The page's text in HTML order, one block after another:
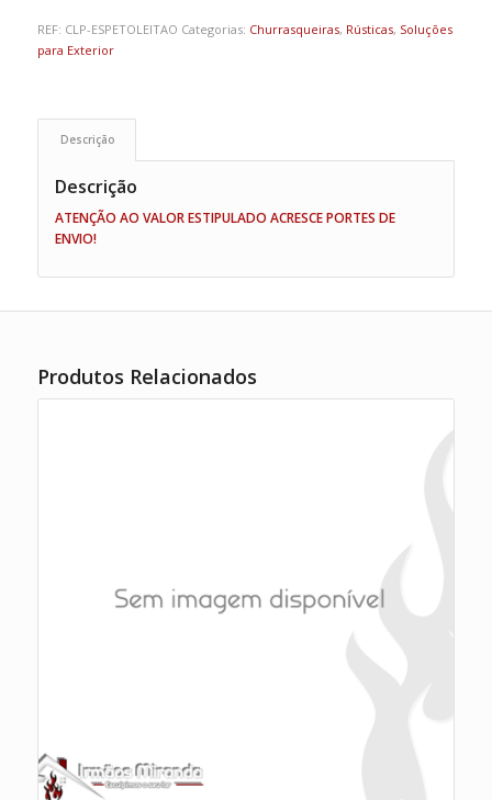
REF: CLP-ESPETOLEITAO Categorias: Churrasqueiras, Rústicas, Soluções
para Exterior
Descrição
Descrição
ATENÇÃO AO VALOR ESTIPULADO ACRESCE PORTES DE
ENVIO!
Produtos Relacionados